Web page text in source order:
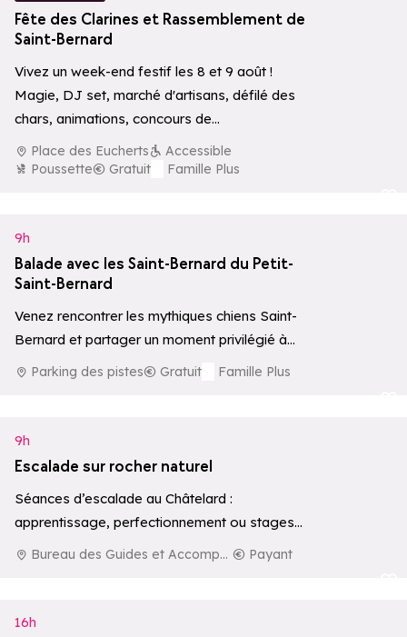
Fête des Clarines et Rassemblement de
Saint-Bernard
Vivez un week-end festif les 8 et 9 août !
Magie, DJ set, marché d'artisans, défilé des
chars, animations, concours de…
Place des Eucherts
Accessible
Poussette
Gratuit
Famille Plus
9h
Balade avec les Saint-Bernard du Petit-
Saint-Bernard
Venez rencontrer les mythiques chiens Saint-
Bernard et partager un moment privilégié à
leurs côtés, avec possibilité de balade
Parking des pistes Gratuit
Famille Plus
9h
Escalade sur rocher naturel
Séances d’escalade au Châtelard :
apprentissage, perfectionnement ou stages
sur rocher naturel.
Bureau des Guides et Accompagnateurs de La Rosière
Payant
16h